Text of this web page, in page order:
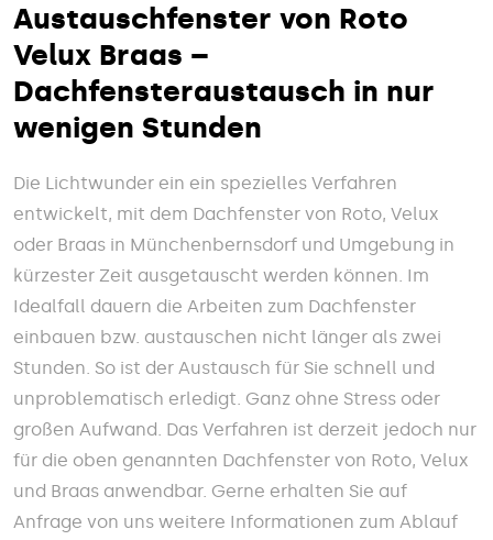
Austauschfenster von Roto
Velux Braas –
Dachfensteraustausch in nur
wenigen Stunden
Die Lichtwunder ein ein spezielles Verfahren
entwickelt, mit dem Dachfenster von Roto, Velux
oder Braas in Münchenbernsdorf und Umgebung in
kürzester Zeit ausgetauscht werden können. Im
Idealfall dauern die Arbeiten zum Dachfenster
einbauen bzw. austauschen nicht länger als zwei
Stunden. So ist der Austausch für Sie schnell und
unproblematisch erledigt. Ganz ohne Stress oder
großen Aufwand. Das Verfahren ist derzeit jedoch nur
für die oben genannten Dachfenster von Roto, Velux
und Braas anwendbar. Gerne erhalten Sie auf
Anfrage von uns weitere Informationen zum Ablauf